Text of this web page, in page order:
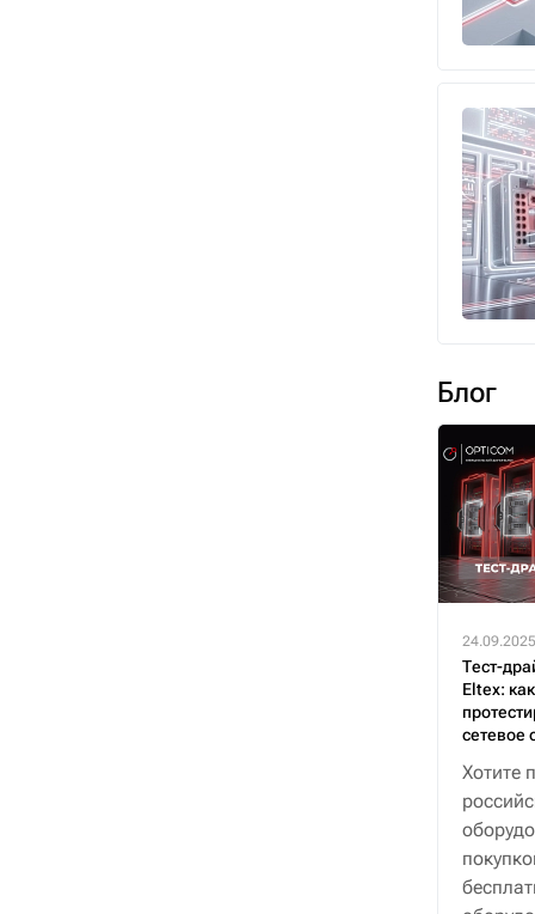
Блог
24.09.2025
Тест-
Eltex:
сетевое
Хотите